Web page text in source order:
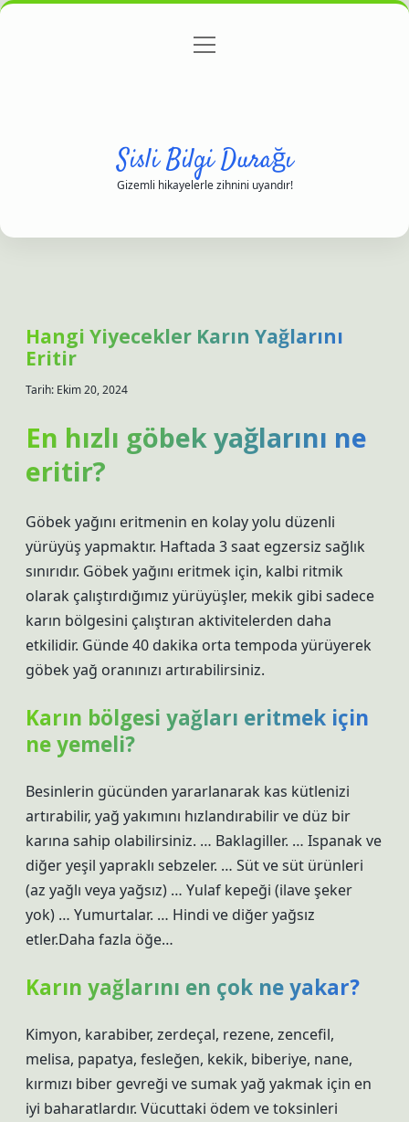
Gizlilik Politikası
menüyü
Sisli Bilgi Durağı
Gizemli hikayelerle zihnini uyandır!
Hangi Yiyecekler Karın Yağlarını
Eritir
Tarih: Ekim 20, 2024
En hızlı göbek yağlarını ne
eritir?
Göbek yağını eritmenin en kolay yolu düzenli
yürüyüş yapmaktır. Haftada 3 saat egzersiz sağlık
sınırıdır. Göbek yağını eritmek için, kalbi ritmik
olarak çalıştırdığımız yürüyüşler, mekik gibi sadece
karın bölgesini çalıştıran aktivitelerden daha
etkilidir. Günde 40 dakika orta tempoda yürüyerek
göbek yağ oranınızı artırabilirsiniz.
Karın bölgesi yağları eritmek için
ne yemeli?
Besinlerin gücünden yararlanarak kas kütlenizi
artırabilir, yağ yakımını hızlandırabilir ve düz bir
karına sahip olabilirsiniz. … Baklagiller. … Ispanak ve
diğer yeşil yapraklı sebzeler. … Süt ve süt ürünleri
(az yağlı veya yağsız) … Yulaf kepeği (ilave şeker
yok) … Yumurtalar. … Hindi ve diğer yağsız
etler.Daha fazla öğe…
Karın yağlarını en çok ne yakar?
Kimyon, karabiber, zerdeçal, rezene, zencefil,
melisa, papatya, fesleğen, kekik, biberiye, nane,
kırmızı biber gevreği ve sumak yağ yakmak için en
iyi baharatlardır. Vücuttaki ödem ve toksinleri